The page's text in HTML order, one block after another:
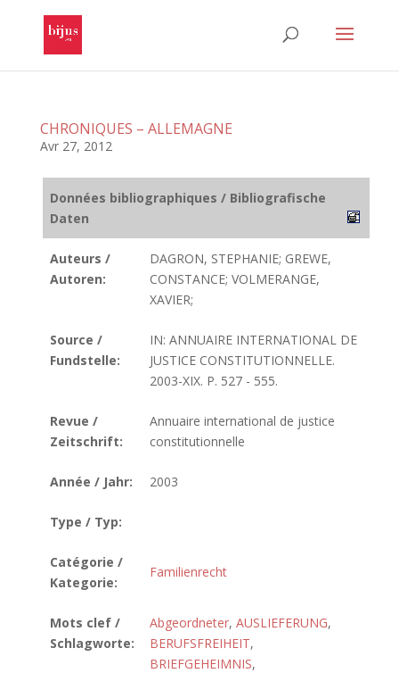
CHRONIQUES – ALLEMAGNE
Avr 27, 2012
Données bibliographiques / Bibliografische
Daten
Auteurs /
Autoren:
DAGRON, STEPHANIE; GREWE,
CONSTANCE; VOLMERANGE,
XAVIER;
Source /
Fundstelle:
IN: ANNUAIRE INTERNATIONAL DE
JUSTICE CONSTITUTIONNELLE.
2003-XIX. P. 527 - 555.
Revue /
Zeitschrift:
Annuaire international de justice
constitutionnelle
Année / Jahr: 2003
Type / Typ:
Catégorie /
Kategorie:
Familienrecht
Mots clef /
Schlagworte:
Abgeordneter, AUSLIEFERUNG,
BERUFSFREIHEIT,
BRIEFGEHEIMNIS,